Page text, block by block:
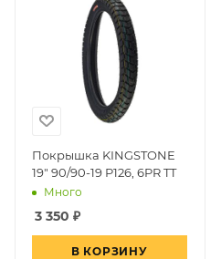
Покрышка KINGSTONE
19" 90/90-19 P126, 6PR TT
Много
3 350 ₽
В КОРЗИНУ